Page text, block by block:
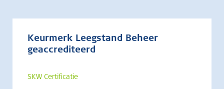
Keurmerk Leegstand Beheer
geaccrediteerd
SKW Certificatie